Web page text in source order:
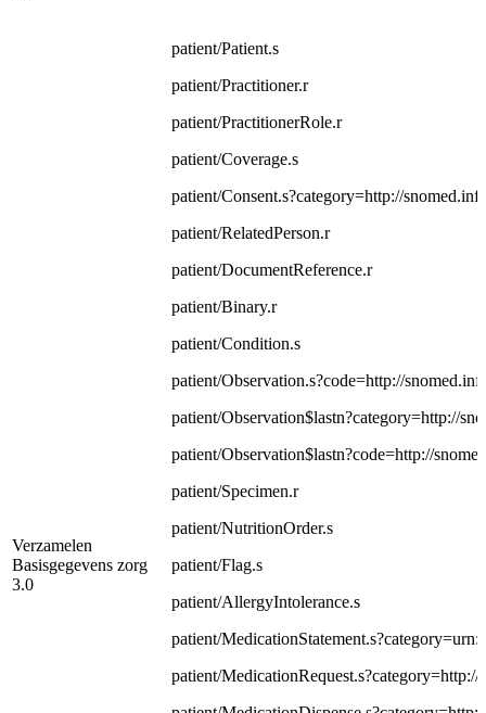
Verzamelen
Basisgegevens zorg
3.0
patient/Patient.s
patient/Practitioner.r
patient/PractitionerRole.r
patient/Coverage.s
patient/Consent.s?category=http://
patient/RelatedPerson.r
patient/DocumentReference.r
patient/Binary.r
patient/Condition.s
patient/Observation.s?code=http://
patient/Observation$lastn?category=http://
patient/Observation$lastn?code=http://
patient/Specimen.r
patient/NutritionOrder.s
patient/Flag.s
patient/AllergyIntolerance.s
patient/
patient/